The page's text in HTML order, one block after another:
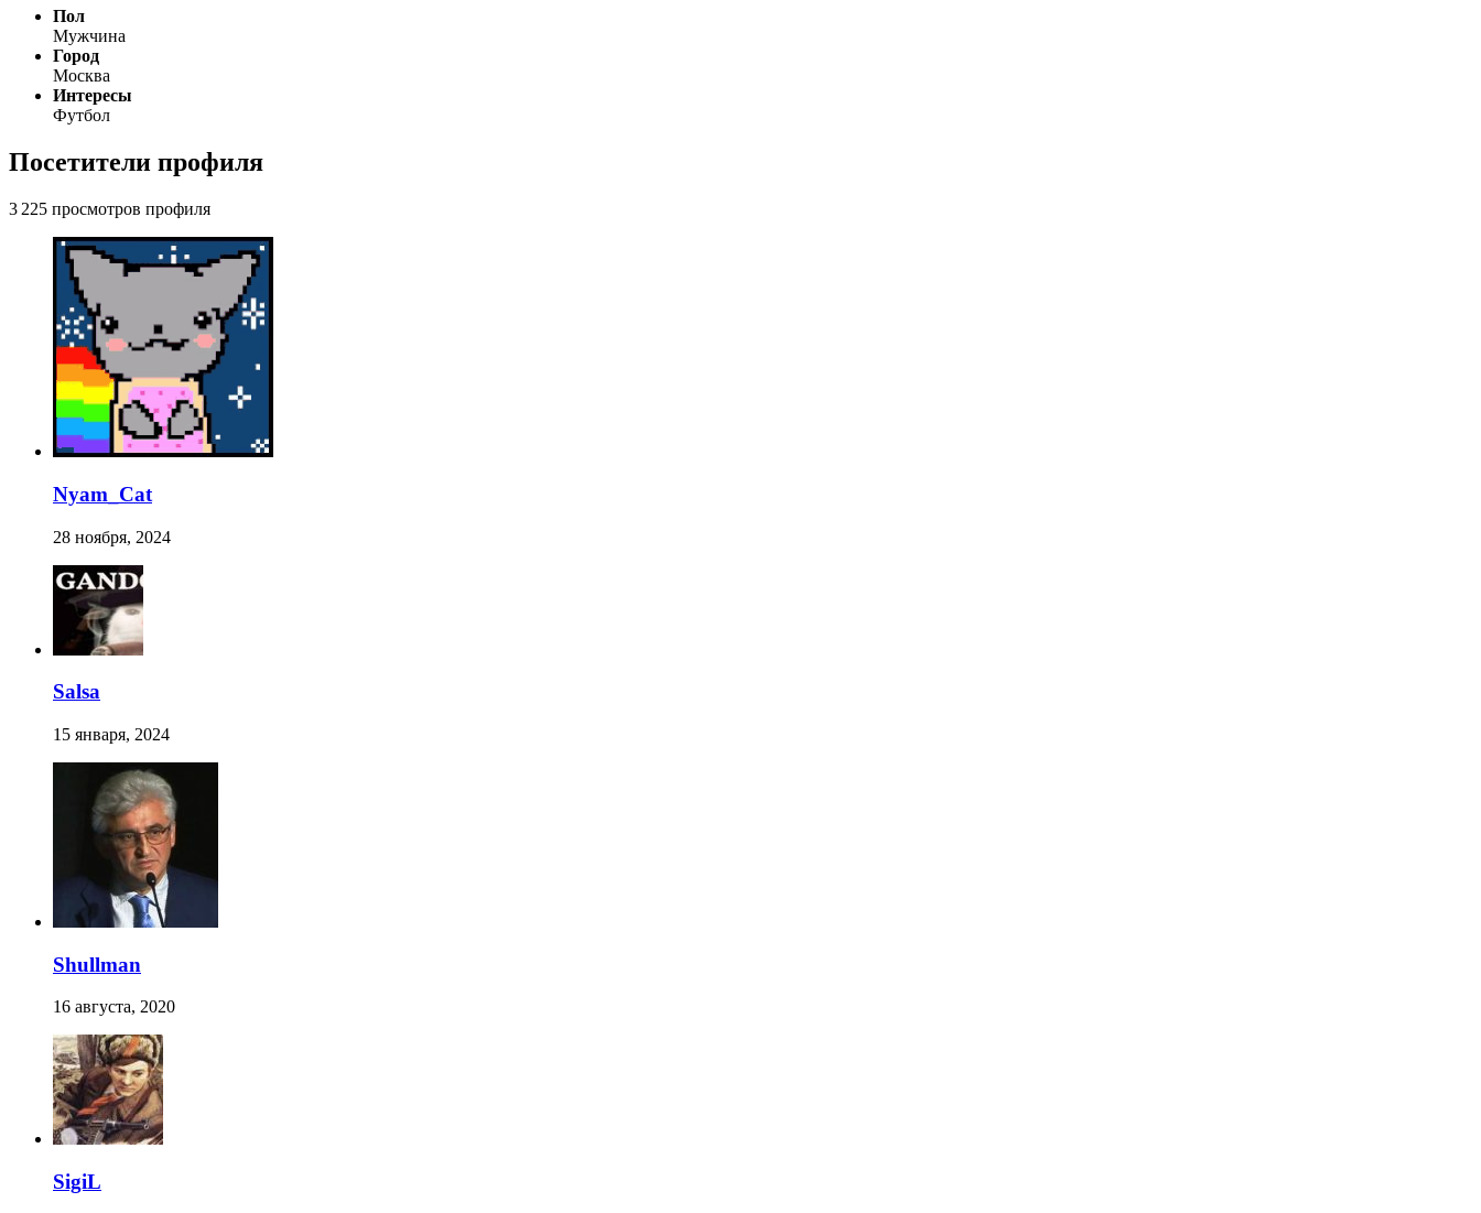
Пол
Мужчина
Город
Москва
Интересы
Футбол
Посетители профиля
3 225 просмотров профиля
Nyam_Cat
28 ноября, 2024
Salsa
15 января, 2024
Shullman
16 августа, 2020
SigiL